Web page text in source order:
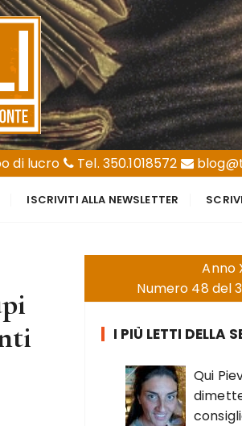
di lucro
Tel. 350.1018572
ISCRIVITI ALLA NEWSLETTER
Anno
Numero 48 del
I PIÙ LETTI DELLA
Qui